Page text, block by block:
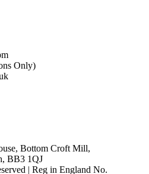
Only)
Bottom Croft Mill,
BB3 1QJ
| Reg in England No.